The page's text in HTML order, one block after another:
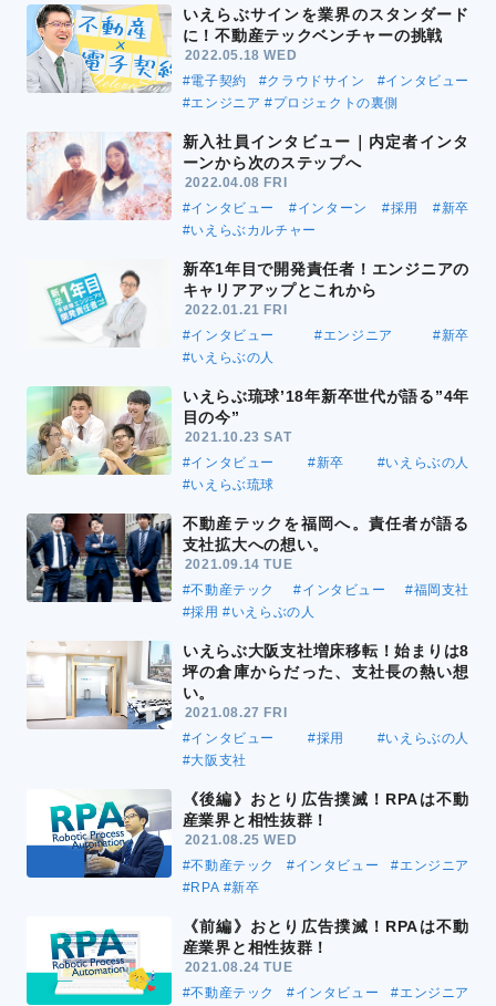
いえらぶサインを業界のスタンダード
に！不動産テックベンチャーの挑戦
2022.05.18 WED
#電子契約
#クラウドサイン
#インタビュー
#エンジニア #プロジェクトの裏側
新入社員インタビュー｜内定者インタ
ーンから次のステップへ
2022.04.08 FRI
#インタビュー
#インターン #採用
#新卒
#いえらぶカルチャー
新卒1年目で開発責任者！エンジニアの
キャリアアップとこれから
2022.01.21 FRI
#インタビュー
#エンジニア
#新卒
#いえらぶの人
いえらぶ琉球’18年新卒世代が語る”4年
目の今”
2021.10.23 SAT
#インタビュー
#新卒
#いえらぶの人
#いえらぶ琉球
不動産テックを福岡へ。責任者が語る
支社拡大への想い。
2021.09.14 TUE
#不動産テック
#インタビュー
#福岡支社
#採用 #いえらぶの人
いえらぶ大阪支社増床移転！始まりは8
坪の倉庫からだった、支社長の熱い想
い。
2021.08.27 FRI
#インタビュー
#採用
#いえらぶの人
#大阪支社
《後編》おとり広告撲滅！RPAは不動
産業界と相性抜群！
2021.08.25 WED
#不動産テック
#インタビュー
#エンジニア
#RPA #新卒
《前編》おとり広告撲滅！RPAは不動
産業界と相性抜群！
2021.08.24 TUE
#不動産テック
#インタビュー
#エンジニア